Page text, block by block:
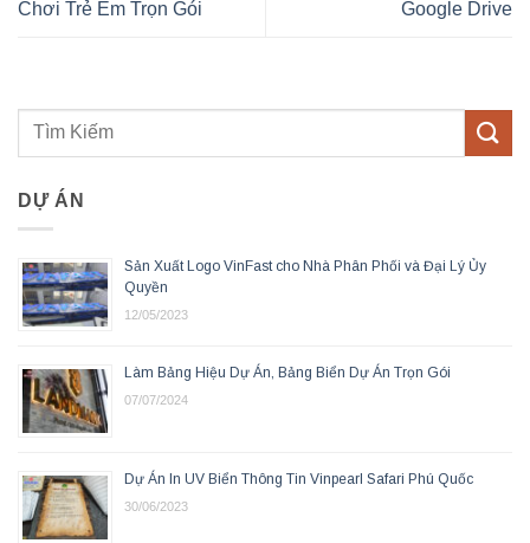
Chơi Trẻ Em Trọn Gói
Google Drive
DỰ ÁN
Sản Xuất Logo VinFast cho Nhà Phân Phối và Đại Lý Ủy
Quyền
12/05/2023
Làm Bảng Hiệu Dự Án, Bảng Biển Dự Án Trọn Gói
07/07/2024
Dự Án In UV Biển Thông Tin Vinpearl Safari Phú Quốc
30/06/2023